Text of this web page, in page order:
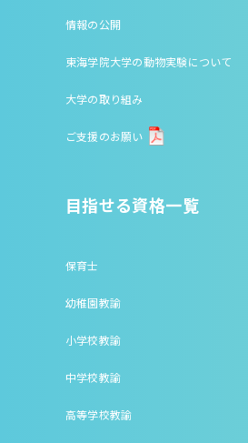
情報の公開
東海学院大学の動物実験について
大学の取り組み
ご支援のお願い
目指せる資格一覧
保育士
幼稚園教諭
小学校教諭
中学校教諭
高等学校教諭